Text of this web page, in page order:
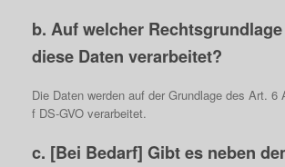
b. Auf welcher
diese Daten verarbeitet?
Die Daten werden auf der Grundlage des Art. 6
f DS-GVO verarbeitet.
c. [Bei Bedarf] Gibt es neben